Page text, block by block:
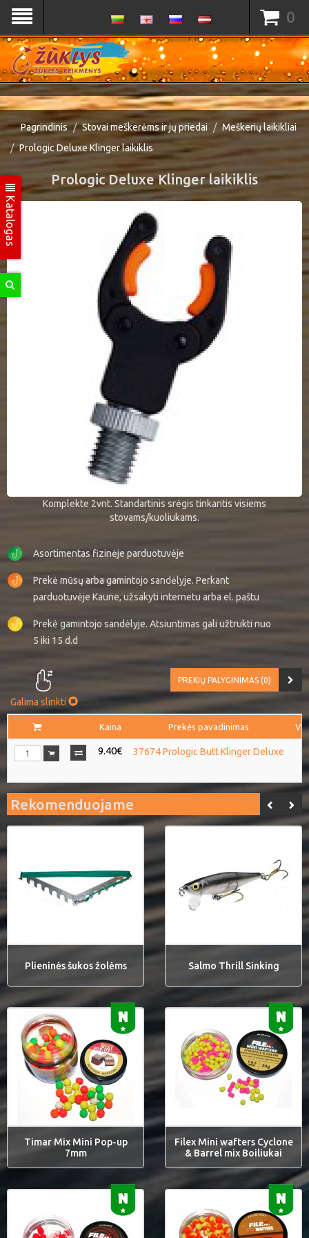
Katalogas
0
Pagrindinis Stovai meškerėms ir jų priedai
Meškerių laikikliai
Prologic Deluxe Klinger laikiklis
Prologic Deluxe Klinger laikiklis
Komplekte 2vnt. Standartinis srėgis tinkantis visiems
stovams/kuoliukams.
Asortimentas fizinėje parduotuvėje
Prekė mūsų arba gamintojo sandėlyje. Perkant
parduotuvėje Kaune, užsakyti internetu arba el. paštu
Prekė gamintojo sandėlyje. Atsiuntimas gali užtrukti nuo
5 iki 15 d.d
PREKIŲ PALYGINIMAS (0)
Galima slinkti
Kaina Prekės pavadinimas
9.40€ 37674 Prologic Butt Klinger Deluxe
Rekomenduojame
Plieninės šukos žolėms Salmo Thrill Sinking
Timar Mix Mini Pop-up
7mm
Filex Mini wafters Cyclone
& Barrel mix Boiliukai